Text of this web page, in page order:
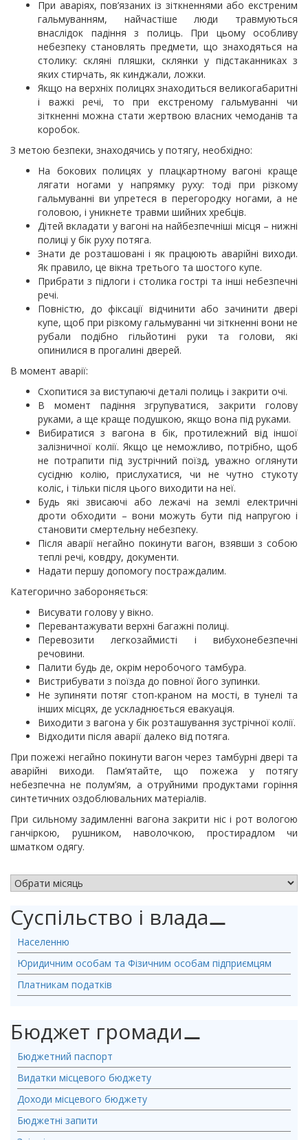
При аваріях, пов’язаних із зіткненнями або екстреним
гальмуванням, найчастіше люди травмуються
внаслідок падіння з полиць. При цьому особливу
небезпеку становлять предмети, що знаходяться на
столику: скляні пляшки, склянки у підстаканниках з
яких стирчать, як кинджали, ложки.
Якщо на верхніх полицях знаходиться великогабаритні
і важкі речі, то при екстреному гальмуванні чи
зіткненні можна стати жертвою власних чемоданів та
коробок.
З метою безпеки, знаходячись у потягу, необхідно:
На бокових полицях у плацкартному вагоні краще
лягати ногами у напрямку руху: тоді при різкому
гальмуванні ви упретеся в перегородку ногами, а не
головою, і уникнете травми шийних хребців.
Дітей вкладати у вагоні на найбезпечніші місця – нижні
полиці у бік руху потяга.
Знати де розташовані і як працюють аварійні виходи.
Як правило, це вікна третього та шостого купе.
Прибрати з підлоги і столика гострі та інші небезпечні
речі.
Повністю, до фіксації відчинити або зачинити двері
купе, щоб при різкому гальмуванні чи зіткненні вони не
рубали подібно гільйотині руки та голови, які
опинилися в прогалині дверей.
В момент аварії:
Схопитися за виступаючі деталі полиць і закрити очі.
В момент падіння згрупуватися, закрити голову
руками, а ще краще подушкою, якщо вона під руками.
Вибиратися з вагона в бік, протилежний від іншої
залізничної колії. Якщо це неможливо, потрібно, щоб
не потрапити під зустрічний поїзд, уважно оглянути
сусідню колію, прислухатися, чи не чутно стукоту
коліс, і тільки після цього виходити на неї.
Будь які звисаючі або лежачі на землі електричні
дроти обходити – вони можуть бути під напругою і
становити смертельну небезпеку.
Після аварії негайно покинути вагон, взявши з собою
теплі речі, ковдру, документи.
Надати першу допомогу постраждалим.
Категорично забороняється:
Висувати голову у вікно.
Перевантажувати верхні багажні полиці.
Перевозити легкозаймисті і вибухонебезпечні
речовини.
Палити будь де, окрім неробочого тамбура.
Вистрибувати з поїзда до повної його зупинки.
Не зупиняти потяг стоп-краном на мості, в тунелі та
інших місцях, де ускладнюється евакуація.
Виходити з вагона у бік розташування зустрічної колії.
Відходити після аварії далеко від потяга.
При пожежі негайно покинути вагон через тамбурні двері та
аварійні виходи. Пам’ятайте, що пожежа у потягу
небезпечна не полум’ям, а отруйними продуктами горіння
синтетичних оздоблювальних матеріалів.
При сильному задимленні вагона закрити ніс і рот вологою
ганчіркою, рушником, наволочкою, простирадлом чи
шматком одягу.
Суспільство і влада⚊
Населенню
Юридичним особам та Фізичним особам підприємцям
Платникам податків
Бюджет громади⚊
Бюджетний паспорт
Видатки місцевого бюджету
Доходи місцевого бюджету
Бюджетні запити